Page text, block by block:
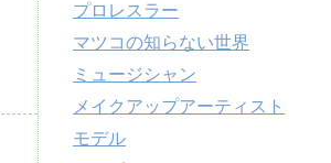
プロレスラー
マツコの知らない世界
ミュージシャン
メイクアップアーティスト
モデル